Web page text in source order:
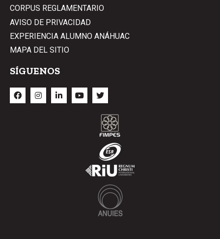
CORPUS REGLAMENTARIO
AVISO DE PRIVACIDAD
EXPERIENCIA ALUMNO ANÁHUAC
MAPA DEL SITIO
SÍGUENOS